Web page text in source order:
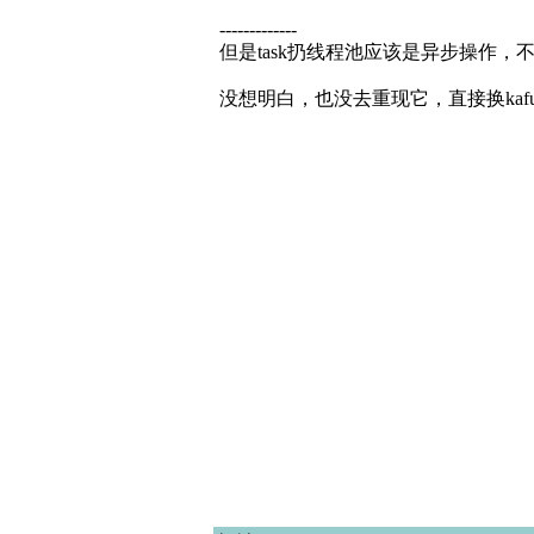
-------------
但是task扔线程池应该是异步操作，
没想明白，也没去重现它，直接换